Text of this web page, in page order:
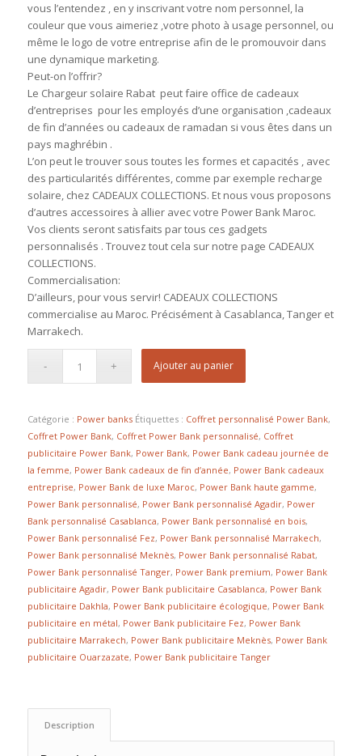
vous l’entendez , en y inscrivant votre nom personnel, la
couleur que vous aimeriez ,votre photo à usage personnel, ou
même le logo de votre entreprise afin de le promouvoir dans
une dynamique marketing.
Peut-on l’offrir?
Le Chargeur solaire Rabat peut faire office de cadeaux
d’entreprises pour les employés d’une organisation ,cadeaux
de fin d’années ou cadeaux de ramadan si vous êtes dans un
pays maghrébin .
L’on peut le trouver sous toutes les formes et capacités , avec
des particularités différentes, comme par exemple recharge
solaire, chez CADEAUX COLLECTIONS. Et nous vous proposons
d’autres accessoires à allier avec votre Power Bank Maroc.
Vos clients seront satisfaits par tous ces gadgets
personnalisés . Trouvez tout cela sur notre page CADEAUX
COLLECTIONS.
Commercialisation:
D’ailleurs, pour vous servir! CADEAUX COLLECTIONS
commercialise au Maroc. Précisément à Casablanca, Tanger et
Marrakech.
Ajouter au panier
Catégorie : Power banks Étiquettes : Coffret personnalisé Power Bank,
Coffret Power Bank, Coffret Power Bank personnalisé, Coffret
publicitaire Power Bank, Power Bank, Power Bank cadeau journée de
la femme, Power Bank cadeaux de fin d’année, Power Bank cadeaux
entreprise, Power Bank de luxe Maroc, Power Bank haute gamme,
Power Bank personnalisé, Power Bank personnalisé Agadir, Power
Bank personnalisé Casablanca, Power Bank personnalisé en bois,
Power Bank personnalisé Fez, Power Bank personnalisé Marrakech,
Power Bank personnalisé Meknès, Power Bank personnalisé Rabat,
Power Bank personnalisé Tanger, Power Bank premium, Power Bank
publicitaire Agadir, Power Bank publicitaire Casablanca, Power Bank
publicitaire Dakhla, Power Bank publicitaire écologique, Power Bank
publicitaire en métal, Power Bank publicitaire Fez, Power Bank
publicitaire Marrakech, Power Bank publicitaire Meknès, Power Bank
publicitaire Ouarzazate, Power Bank publicitaire Tanger
Description